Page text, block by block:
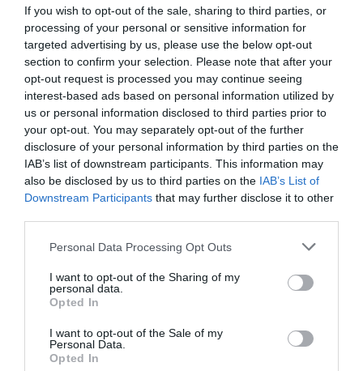
If you wish to opt-out of the sale, sharing to third parties, or
processing of your personal or sensitive information for
targeted advertising by us, please use the below opt-out
section to confirm your selection. Please note that after your
opt-out request is processed you may continue seeing
interest-based ads based on personal information utilized by
us or personal information disclosed to third parties prior to
your opt-out. You may separately opt-out of the further
disclosure of your personal information by third parties on the
IAB’s list of downstream participants. This information may
also be disclosed by us to third parties on the IAB’s List of
Downstream Participants that may further disclose it to other
Personal Data Processing Opt Outs
I want to opt-out of the Sharing of my
personal data.
Opted In
I want to opt-out of the Sale of my
Personal Data.
Opted In